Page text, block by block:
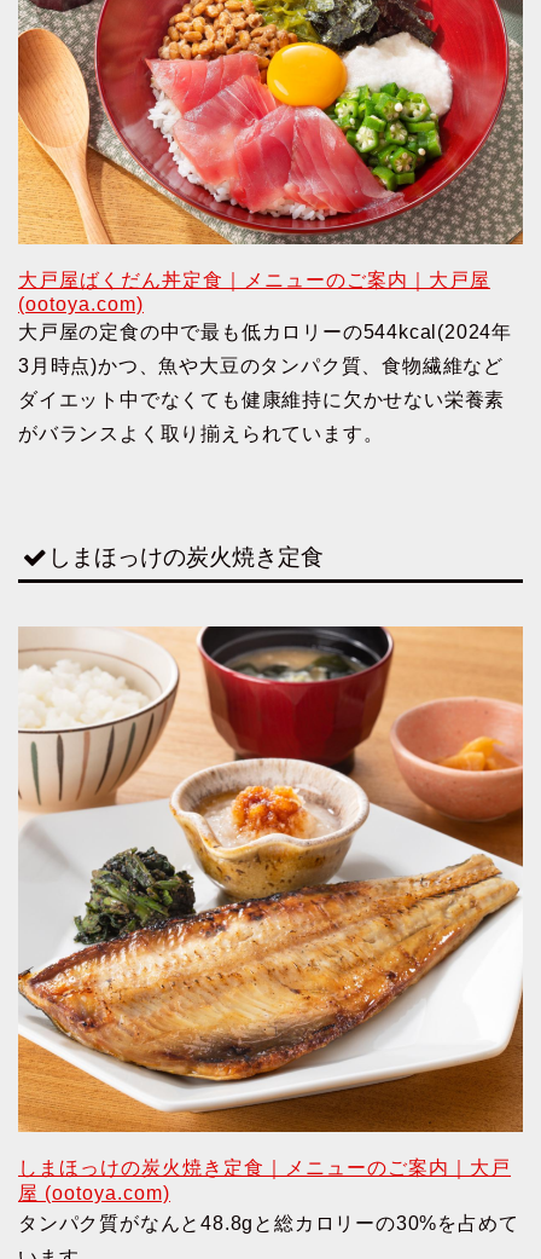
大戸屋ばくだん丼定食｜メニューのご案内｜大戸屋
(ootoya.com)
大戸屋の定食の中で最も低カロリーの544kcal(2024年
3月時点)かつ、魚や大豆のタンパク質、食物繊維など
ダイエット中でなくても健康維持に欠かせない栄養素
がバランスよく取り揃えられています。
しまほっけの炭火焼き定食
しまほっけの炭火焼き定食｜メニューのご案内｜大戸
屋 (ootoya.com)
タンパク質がなんと48.8gと総カロリーの30%を占めて